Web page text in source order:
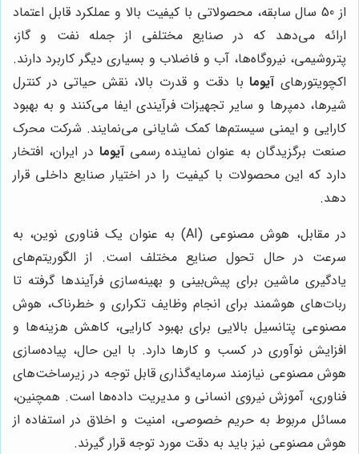
از 50 سال سابقه، محصولاتی با کیفیت بالا و عملکرد قابل اعتماد
ارائه می‌دهد که در صنایع مختلفی از جمله نفت و گاز،
پتروشیمی، نیروگاه‌ها، آب و فاضلاب و بسیاری دیگر کاربرد دارند.
اکچویتورهایآیومابا دقت و قدرت بالا، نقش حیاتی در کنترل
شیرها، دمپرها و سایر تجهیزات فرآیندی ایفا می‌کنند و به بهبود
کارایی و ایمنی سیستم‌ها کمک شایانی می‌نمایند. شرکت محرک
صنعت برگزیدگان به عنوان نماینده رسمیآیوما در ایران، افتخار
دارد که این محصولات با کیفیت را در اختیار صنایع داخلی قرار
دهد.
در مقابل، هوش مصنوعی (AI) به عنوان یک فناوری نوین، به
سرعت در حال تحول صنایع مختلف است. از الگوریتم‌های
یادگیری ماشین برای پیش‌بینی و بهینه‌سازی فرآیندها گرفته تا
ربات‌های هوشمند برای انجام وظایف تکراری و خطرناک، هوش
مصنوعی پتانسیل بالایی برای بهبود کارایی، کاهش هزینه‌ها و
افزایش نوآوری در کسب و کارها دارد. با این حال، پیاده‌سازی
هوش مصنوعی نیازمند سرمایه‌گذاری قابل توجه در زیرساخت‌های
فناوری، آموزش نیروی انسانی و مدیریت داده‌ها است. همچنین،
مسائل مربوط به حریم خصوصی، امنیت و اخلاق در استفاده از
هوش مصنوعی نیز باید به دقت مورد توجه قرار گیرند.